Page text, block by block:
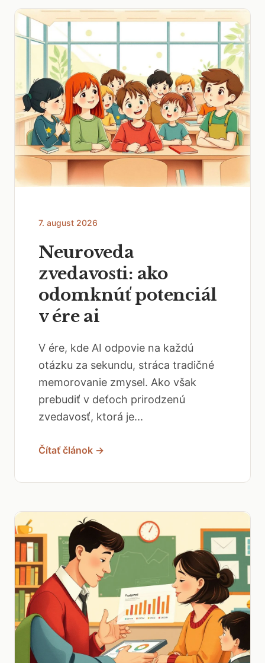
7. august 2026
Neuroveda
zvedavosti: ako
odomknúť potenciál
v ére ai
V ére, kde AI odpovie na každú
otázku za sekundu, stráca tradičné
memorovanie zmysel. Ako však
prebudiť v deťoch prirodzenú
zvedavosť, ktorá je...
Čítať článok →